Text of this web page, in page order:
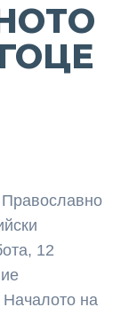
Православно
12
Началото на